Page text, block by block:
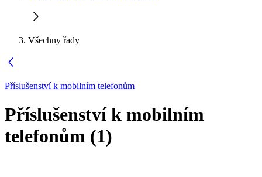
Všechny řady
Příslušenství k mobilním telefonům
Příslušenství k mobilním
telefonům (1)